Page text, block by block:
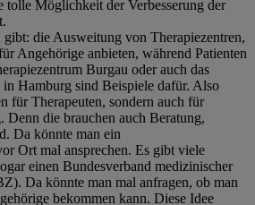
tolle Möglichkeit der Verbesserung der
gibt: die Ausweitung von Therapiezentren,
Angehörige anbieten, während Patienten
Burgau oder auch das
Hamburg sind Beispiele dafür. Also
für Therapeuten, sondern auch für
die brauchen auch Beratung,
Da könnte man ein
Ort mal ansprechen. Es gibt viele
einen Bundesverband medizinischer
Da könnte man mal anfragen, ob man
bekommen kann. Diese Idee